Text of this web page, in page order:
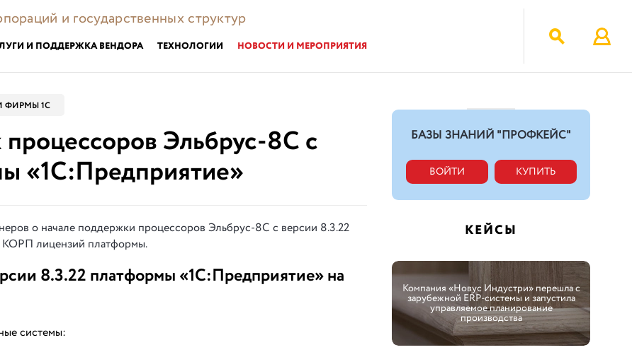
и государственных структур
И ПОДДЕРЖКА ВЕНДОРА ТЕХНОЛОГИИ НОВОСТИ И МЕРОПРИЯТИЯ
ФИРМЫ 1С
Эльбрус-8С с
«1С:Предприятие»
о начале поддержки процессоров Эльбрус-8С с версии 8.3.22
лицензий платформы.
8.3.22 платформы «1С:Предприятие» на
системы:
БАЗЫ ЗНАНИЙ "ПРОФКЕЙС"
ВОЙТИ КУПИТЬ
КЕЙСЫ
Компания «Новус Индустри» перешла с
зарубежной ERP-системы и запустила
управляемое планирование
производства